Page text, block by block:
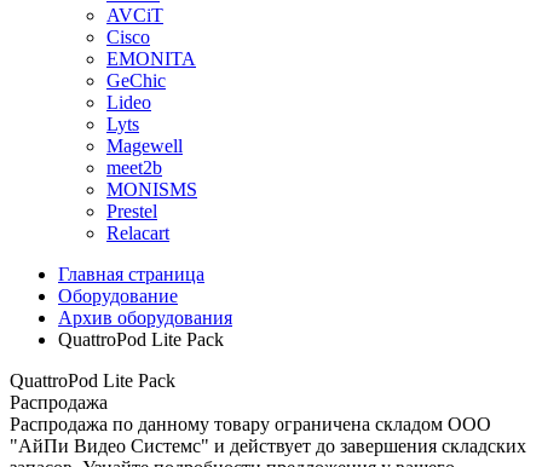
AVCiT
Cisco
EMONITA
GeChic
Lideo
Lyts
Magewell
meet2b
MONISMS
Prestel
Relacart
Главная страница
Оборудование
Архив оборудования
QuattroPod Lite Pack
QuattroPod Lite Pack
Распродажа
Распродажа по данному товару ограничена складом ООО
"АйПи Видео Системс" и действует до завершения складских